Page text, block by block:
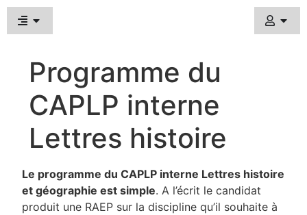
Programme du
CAPLP interne
Lettres histoire
Le programme du CAPLP interne Lettres histoire
et géographie est simple. A l’écrit le candidat
produit une RAEP sur la discipline qu’il souhaite à